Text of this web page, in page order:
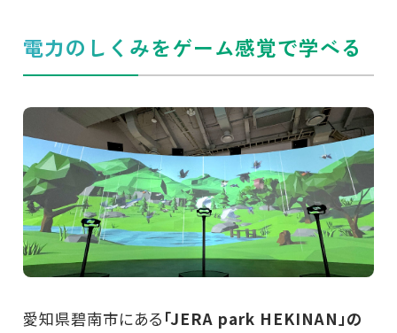
電力のしくみをゲーム感覚で学べる
愛知県碧南市にある 「JERA park HEKINAN」の